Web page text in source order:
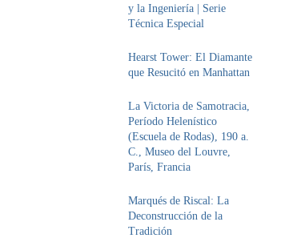
y la Ingeniería | Serie
Técnica Especial
Hearst Tower: El Diamante
que Resucitó en Manhattan
La Victoria de Samotracia,
Período Helenístico
(Escuela de Rodas), 190 a.
C., Museo del Louvre,
París, Francia
Marqués de Riscal: La
Deconstrucción de la
Tradición